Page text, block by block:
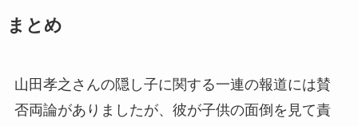
まとめ
山田孝之さんの隠し子に関する一連の報道には賛
否両論がありましたが、彼が子供の面倒を見て責